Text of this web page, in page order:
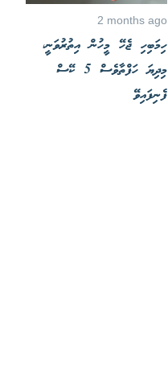
2 months ago
ހިމަބިހި ޖެހޭ މީހުން އިތުރުވަނީ،
މިދިޔަ ހަފްތާވެސް 5 ކޭސް
ފެނިފައިވޭ